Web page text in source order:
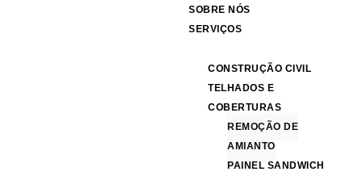
SOBRE NÓS
SERVIÇOS
CONSTRUÇÃO CIVIL
TELHADOS E
COBERTURAS
REMOÇÃO DE
AMIANTO
PAINEL SANDWICH